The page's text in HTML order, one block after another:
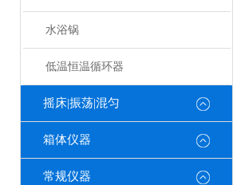
水浴锅
低温恒温循环器
摇床|振荡|混匀
箱体仪器
常规仪器